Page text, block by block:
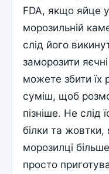
FDA, якщо яйце
морозильній
слід його
заморозити
можете збити їх
суміш, щоб
пізніше. Не слід
білки та жовтки,
морозилці
просто